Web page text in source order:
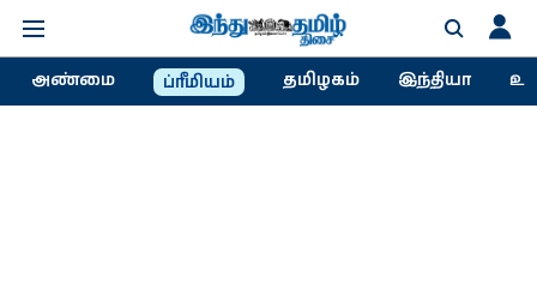
அண்மை ப்ரீமியம் தமிழகம் இந்தியா